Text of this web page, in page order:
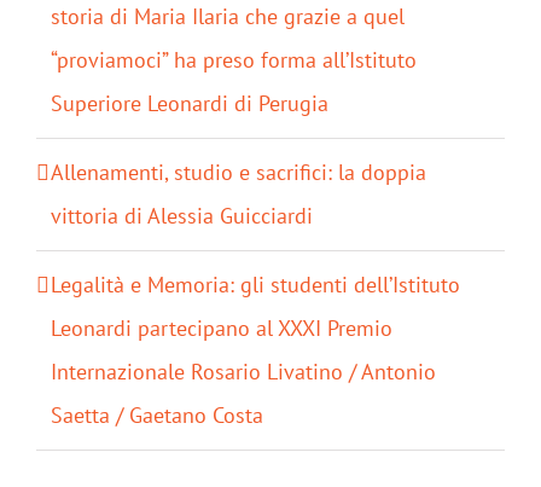
storia di Maria Ilaria che grazie a quel
“proviamoci” ha preso forma all’Istituto
Superiore Leonardi di Perugia
Allenamenti, studio e sacrifici: la doppia
vittoria di Alessia Guicciardi
Legalità e Memoria: gli studenti dell’Istituto
Leonardi partecipano al XXXI Premio
Internazionale Rosario Livatino / Antonio
Saetta / Gaetano Costa